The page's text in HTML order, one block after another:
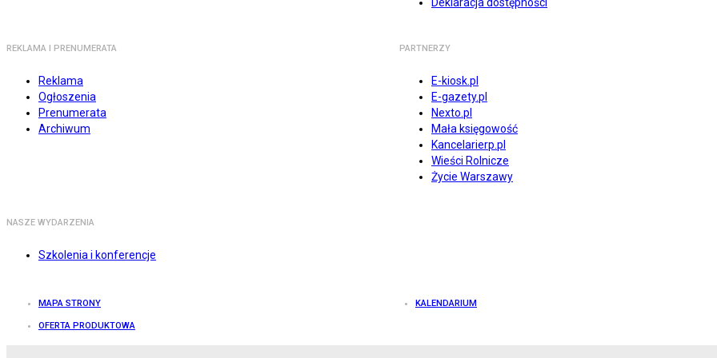
REKLAMA I PRENUMERATA
Reklama
Ogłoszenia
Prenumerata
Archiwum
PARTNERZY
E-kiosk.pl
E-gazety.pl
Nexto.pl
Mała księgowość
Kancelarierp.pl
Wieści Rolnicze
Życie Warszawy
NASZE WYDARZENIA
Szkolenia i konferencje
MAPA STRONY KALENDARIUM
OFERTA PRODUKTOWA